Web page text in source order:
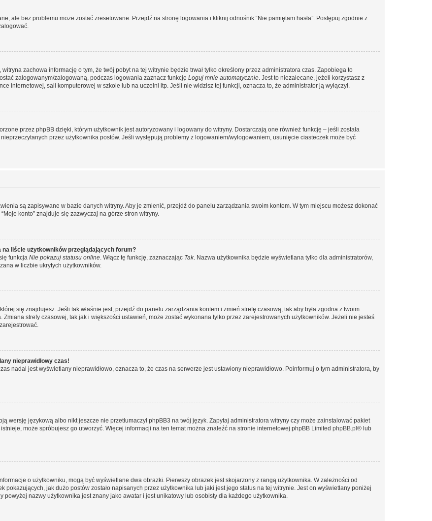
ale bez problemu może zostać zresetowane. Przejdź na stronę logowania i kliknij odnośnik “Nie pamiętam hasła”. Postępuj zgodnie z
, witryna zachowa informację o tym, że twój pobyt na tej witrynie będzie trwał tylko określony przez administratora czas. Zapobiega to
zalogowanym/zalogowaną, podczas logowania zaznacz funkcję Loguj mnie automatycznie. Jest to niezalecane, jeżeli korzystasz z
internetowej, sali komputerowej w szkole lub na uczelni itp. Jeśli nie widzisz tej funkcji, oznacza to, że administrator ją wyłączył.
przez phpBB dzięki, którym użytkownik jest autoryzowany i logowany do witryny. Dostarczają one również funkcję – jeśli została
przez użytkownika postów. Jeśli występują problemy z logowaniem/wylogowaniem, usunięcie ciasteczek może być
są zapisywane w bazie danych witryny. Aby je zmienić, przejdź do panelu zarządzania swoim kontem. W tym miejscu możesz dokonać
konto” znajduje się zazwyczaj na górze stron witryny.
liście użytkowników przeglądających forum?
funkcja Nie pokazuj statusu online. Włącz tę funkcję, zaznaczając Tak. Nazwa użytkownika będzie wyświetlana tylko dla administratorów,
w liczbie ukrytych użytkowników.
się znajdujesz. Jeśli tak właśnie jest, przejdź do panelu zarządzania kontem i zmień strefę czasową, tak aby była zgodna z twoim
strefy czasowej, tak jak i większości ustawień, może zostać wykonana tylko przez zarejestrowanych użytkowników. Jeżeli nie jesteś
nieprawidłowy czas!
nadal jest wyświetlany nieprawidłowo, oznacza to, że czas na serwerze jest ustawiony nieprawidłowo. Poinformuj o tym administratora, by
wersję językową albo nikt jeszcze nie przetłumaczył phpBB3 na twój język. Zapytaj administratora witryny czy może zainstalować pakiet
może spróbujesz go utworzyć. Więcej informacji na ten temat można znaleźć na stronie internetowej phpBB Limited phpBB.pl ® lub
o użytkowniku, mogą być wyświetlane dwa obrazki. Pierwszy obrazek jest skojarzony z rangą użytkownika. W zależności od
pokazujących, jak dużo postów zostało napisanych przez użytkownika lub jaki jest jego status na tej witrynie. Jest on wyświetlany poniżej
nazwy użytkownika jest znany jako awatar i jest unikatowy lub osobisty dla każdego użytkownika.